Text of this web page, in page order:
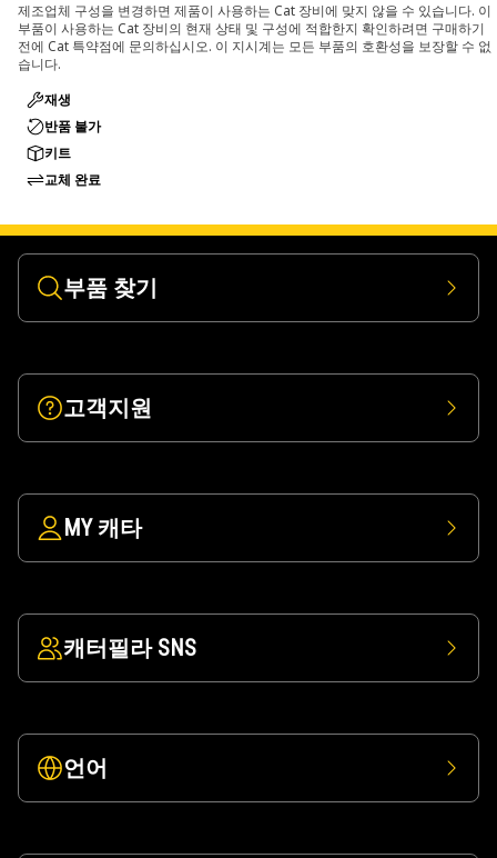
제조업체 구성을 변경하면 제품이 사용하는 Cat 장비에 맞지 않을 수 있습니다. 이
부품이 사용하는 Cat 장비의 현재 상태 및 구성에 적합한지 확인하려면 구매하기
전에 Cat 특약점에 문의하십시오. 이 지시계는 모든 부품의 호환성을 보장할 수 없
습니다.
재생
반품 불가
키트
교체 완료
부품 찾기
고객지원
MY 캐타
캐터필라 SNS
언어